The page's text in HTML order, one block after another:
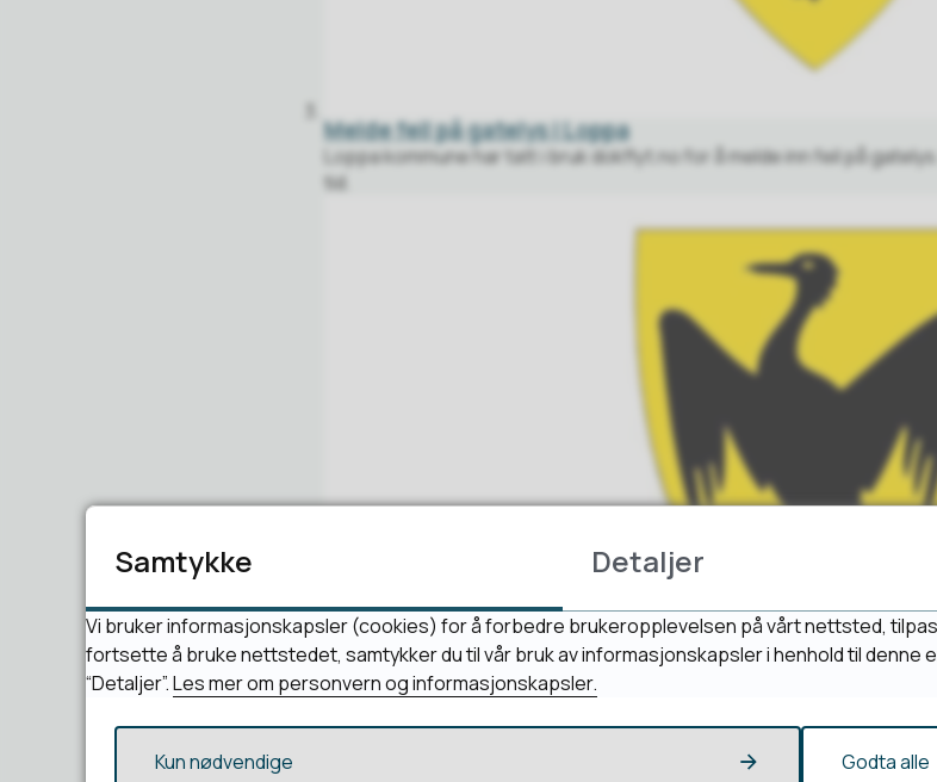
Melde feil på gatelys i Loppa
Loppa kommune har tatt i bruk dokflyt.no for å melde inn feil på
tid.
Strikkekafeen starter opp igjen i september
Samtykke Detaljer
Vi bruker informasjonskapsler (cookies) for å forbedre brukeropplevelsen på vårt nettsted,
fortsette å bruke nettstedet, samtykker du til vår bruk av informasjonskapsler i henhold til
“Detaljer”.Les mer om personvern og informasjonskapsler.
Kun nødvendige Godta alle